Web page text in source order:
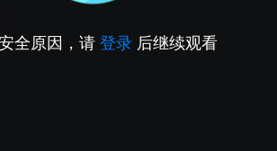
全原因，请 登录 后继续观看